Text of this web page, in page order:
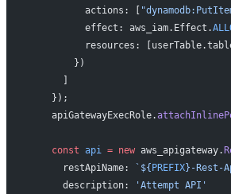
          actions: [
          effect: aws_iam.Effect.
resources:
        })
      ]
    });
    apiGatewayExecRole.
    const
api = new aws_apigateway.
      restApiName:
`${PREFIX}-Rest-
      description:
'Attempt API'